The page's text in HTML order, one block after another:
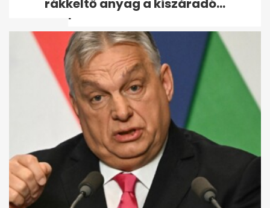
piacot
rákkeltő anyag a kiszáradó...